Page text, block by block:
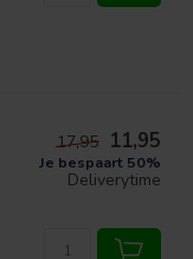
17,95 11,95
Je bespaart 50%
Deliverytime